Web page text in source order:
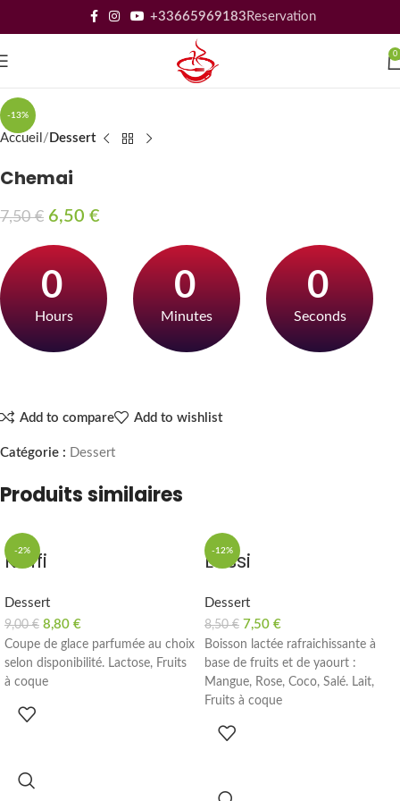
+33665969183 Reservation
0
-13%
Accueil Dessert
Chemai
7,50€ 6,50 €
0
Hours
0
Minutes
0
Seconds
Add to compare Add to wishlist
Catégorie : Dessert
Produits similaires
-2%
Kulfi
Dessert
9,00€ 8,80 €
Coupe de glace parfumée au choix
selon disponibilité. Lactose, Fruits
à coque
-12%
Lassi
Dessert
8,50€ 7,50 €
Boisson lactée rafraichissante à
base de fruits et de yaourt :
Mangue, Rose, Coco, Salé. Lait,
Fruits à coque